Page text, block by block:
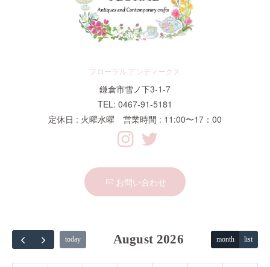
フローラル アンティークス
鎌倉市雪ノ下3-1-7
TEL: 0467-91-5181
定休日 : 火曜水曜 営業時間 : 11:00〜17：00
お問い合わせ
today August 2026 month list